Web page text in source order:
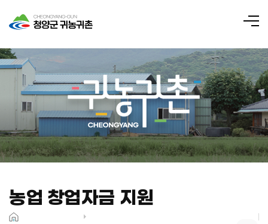
메
뉴
농업 창업자금 지원